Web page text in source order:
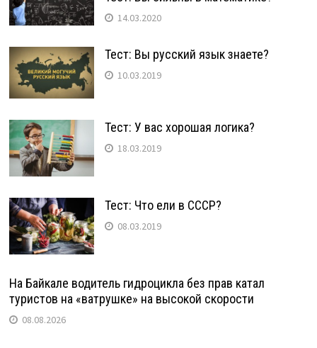
14.03.2020
Тест: Вы русский язык знаете?
10.03.2019
Тест: У вас хорошая логика?
18.03.2019
Тест: Что ели в СССР?
08.03.2019
На Байкале водитель гидроцикла без прав катал
туристов на «ватрушке» на высокой скорости
08.08.2026